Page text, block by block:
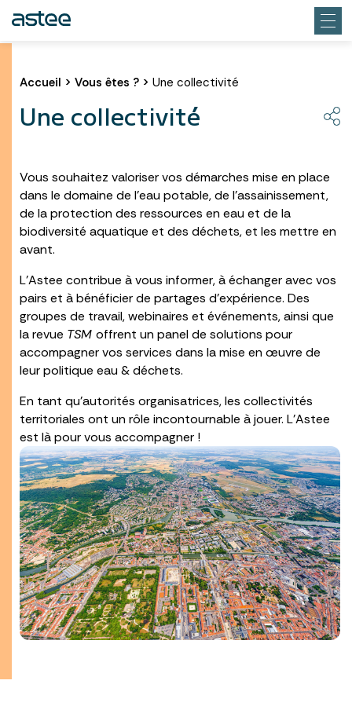
Accueil > Vous êtes ? > Une collectivité
Une collectivité
Vous souhaitez valoriser vos démarches mise en place
dans le domaine de l’eau potable, de l’assainissement,
de la protection des ressources en eau et de la
biodiversité aquatique et des déchets, et les mettre en
avant.
L’Astee contribue à vous informer, à échanger avec vos
pairs et à bénéficier de partages d’expérience. Des
groupes de travail, webinaires et événements, ainsi que
la revue TSM offrent un panel de solutions pour
accompagner vos services dans la mise en œuvre de
leur politique eau & déchets.
En tant qu’autorités organisatrices, les collectivités
territoriales ont un rôle incontournable à jouer. L’Astee
est là pour vous accompagner !